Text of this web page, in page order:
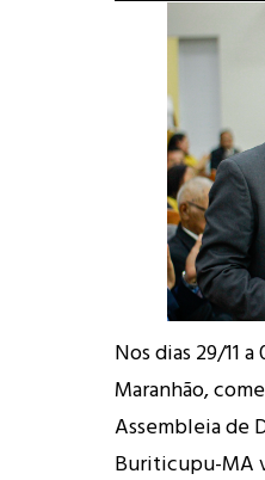
Nos dias 29/11
Maranhão,
Assembleia de
Buriticupu-MA